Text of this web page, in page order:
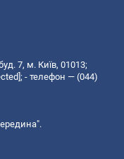
7, м. Київ, 01013;
; - телефон — (044)